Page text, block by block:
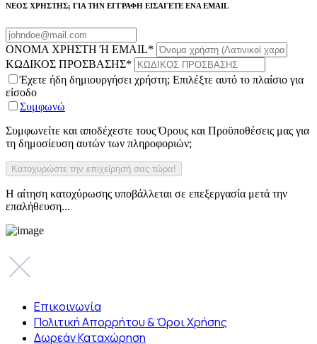
ΝΕΟΣ ΧΡΗΣΤΗΣ; ΓΙΑ ΤΗΝ ΕΓΓΡΑΦΗ ΕΙΣΑΓΕΤΕ ΕΝΑ EMAIL
ΟΝΟΜΑ ΧΡΗΣΤΗ Ή EMAIL*
ΚΩΔΙΚΟΣ ΠΡΟΣΒΑΣΗΣ*
Έχετε ήδη δημιουργήσει χρήστη; Επιλέξτε αυτό το πλαίσιο για
είσοδο
Συμφωνώ
Συμφωνείτε και αποδέχεστε τους Όρους και Προϋποθέσεις μας για
τη δημοσίευση αυτών των πληροφοριών;
Η αίτηση κατοχύρωσης υποβάλλεται σε επεξεργασία μετά την
επαλήθευση...
Επικοινωνία
Πολιτική Απορρήτου & Όροι Χρήσης
Δωρεάν Καταχώρηση